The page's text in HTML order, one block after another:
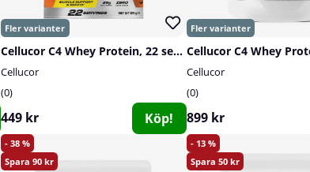
Cellucor C4 Whey Protein, 22 serv.
Cellucor
0
449 kr Köp!
Cellucor
0
899 kr
38
90
13
50